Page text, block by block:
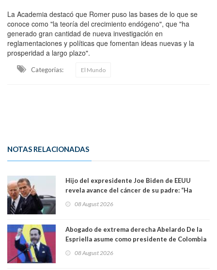
La Academia destacó que Romer puso las bases de lo que se
conoce como "la teoría del crecimiento endógeno", que "ha
generado gran cantidad de nueva investigación en
reglamentaciones y políticas que fomentan ideas nuevas y la
prosperidad a largo plazo".
Categorias: El Mundo
NOTAS RELACIONADAS
Hijo del expresidente Joe Biden de EEUU
revela avance del cáncer de su padre: “Ha
08 August 2026
Abogado de extrema derecha Abelardo De la
Espriella asume como presidente de Colombia
08 August 2026